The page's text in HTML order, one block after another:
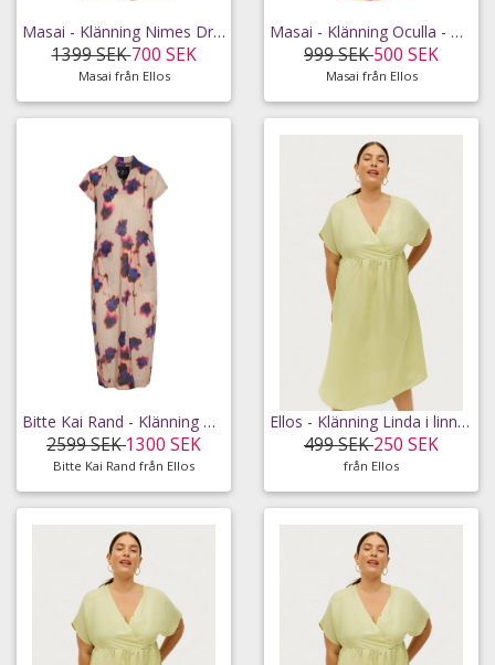
Masai - Klänning Nimes Dress - Brun - 42
1399 SEK700 SEK
Masai från Ellos
Masai - Klänning Oculla - Orange - 38
999 SEK500 SEK
Masai från Ellos
Bitte Kai Rand - Klänning Hazy Yume - Brun - 34
2599 SEK1300 SEK
Bitte Kai Rand från Ellos
Ellos - Klänning Linda i linnemix - Grön - 42/44
499 SEK250 SEK
från Ellos